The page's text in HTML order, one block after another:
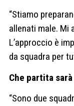
“Stiamo
allenati male. Mi
L’approccio è
da squadra per
Che partita
“Sono due